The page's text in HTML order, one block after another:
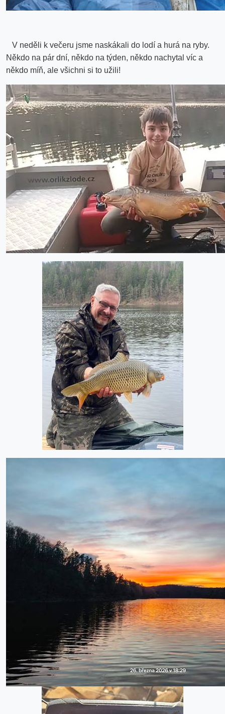
V neděli k večeru jsme naskákali do lodí a hurá na ryby.
Někdo na pár dní, někdo na týden, někdo nachytal víc a
někdo míň, ale všichni si to užili!